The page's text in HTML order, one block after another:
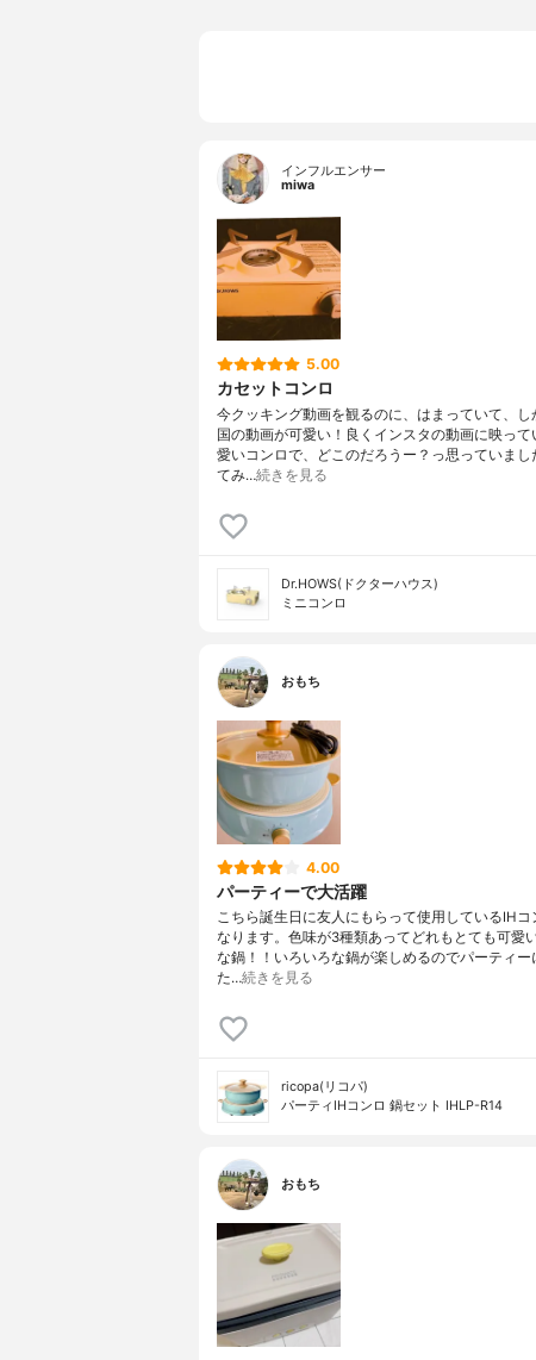
インフルエンサー
miwa
5.00
カセットコンロ
今クッキング動画を観るのに、はまっていて、し
国の動画が可愛い！良くインスタの動画に映って
愛いコンロで、どこのだろうー？っ思っていまし
てみ…続きを見る
Dr.HOWS(ドクターハウス)
ミニコンロ
おもち
4.00
パーティーで大活躍
こちら誕生日に友人にもらって使用しているIHコ
なります。色味が3種類あってどれもとても可愛
な鍋！！いろいろな鍋が楽しめるのでパーティー
た…続きを見る
ricopa(リコパ)
パーティIHコンロ 鍋セット IHLP-R14
おもち